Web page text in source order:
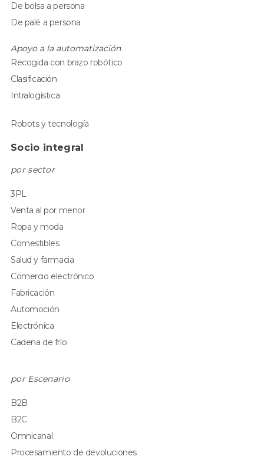
De bolsa a persona
De palé a persona
Apoyo a la automatización
Recogida con brazo robótico
Clasificación
Intralogística
Robots y tecnología
Socio integral
por sector
3PL
Venta al por menor
Ropa y moda
Comestibles
Salud y farmacia
Comercio electrónico
Fabricación
Automoción
Electrónica
Cadena de frío
por Escenario
B2B
B2C
Omnicanal
Procesamiento de devoluciones